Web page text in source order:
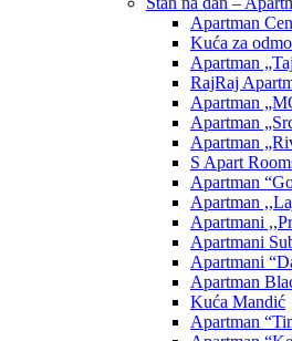
Apartman
Kuća za
Apartman
RajRaj
Apartman
Apartman
Apartman
S Apart
Apartman
Apartman
Apartmani
Apartmani
Apartmani
Apartman
Kuća Mandić
Apartman